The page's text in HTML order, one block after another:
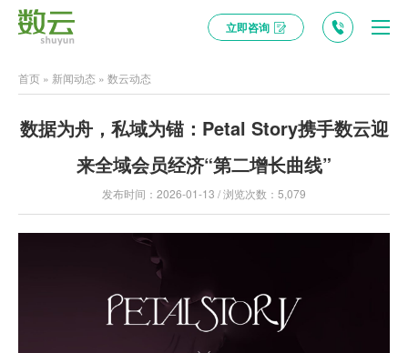
立即咨询
首页 » 新闻动态 » 数云动态
数据为舟，私域为锚：Petal Story携手数云迎
来全域会员经济“第二增长曲线”
发布时间：2026-01-13 / 浏览次数：5,079